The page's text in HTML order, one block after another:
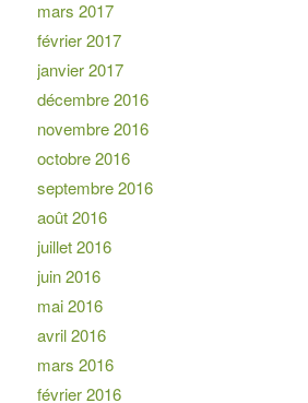
mars 2017
février 2017
janvier 2017
décembre 2016
novembre 2016
octobre 2016
septembre 2016
août 2016
juillet 2016
juin 2016
mai 2016
avril 2016
mars 2016
février 2016